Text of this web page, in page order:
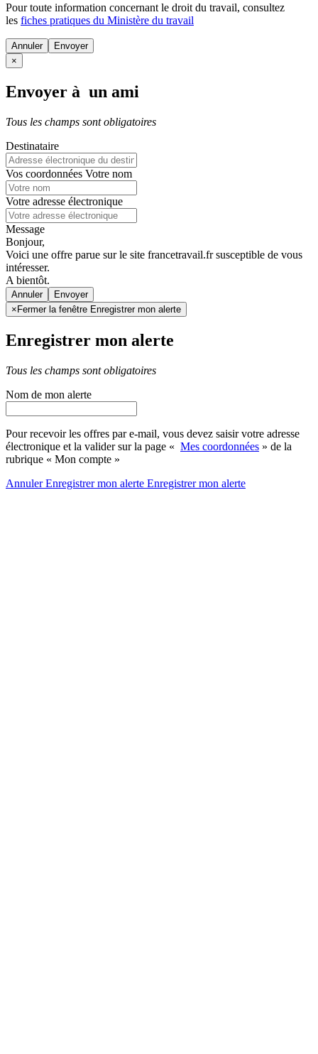
Pour toute information concernant le droit du travail, consultez
les fiches pratiques du Ministère du travail
Annuler
×
Envoyer à un ami
Tous les champs sont obligatoires
Destinataire
Vos coordonnées Votre nom
Votre adresse électronique
Message
Bonjour,
Voici une offre parue sur le site francetravail.fr susceptible de vous
intéresser.
A bientôt.
Annuler
× Fermer la fenêtre Enregistrer mon alerte
Enregistrer mon alerte
Tous les champs sont obligatoires
Nom de mon alerte
Pour recevoir les offres par e-mail, vous devez saisir votre adresse
électronique et la valider sur la page « Mes coordonnées » de la
rubrique « Mon compte »
AnnulerEnregistrer mon alerte Enregistrermon alerte